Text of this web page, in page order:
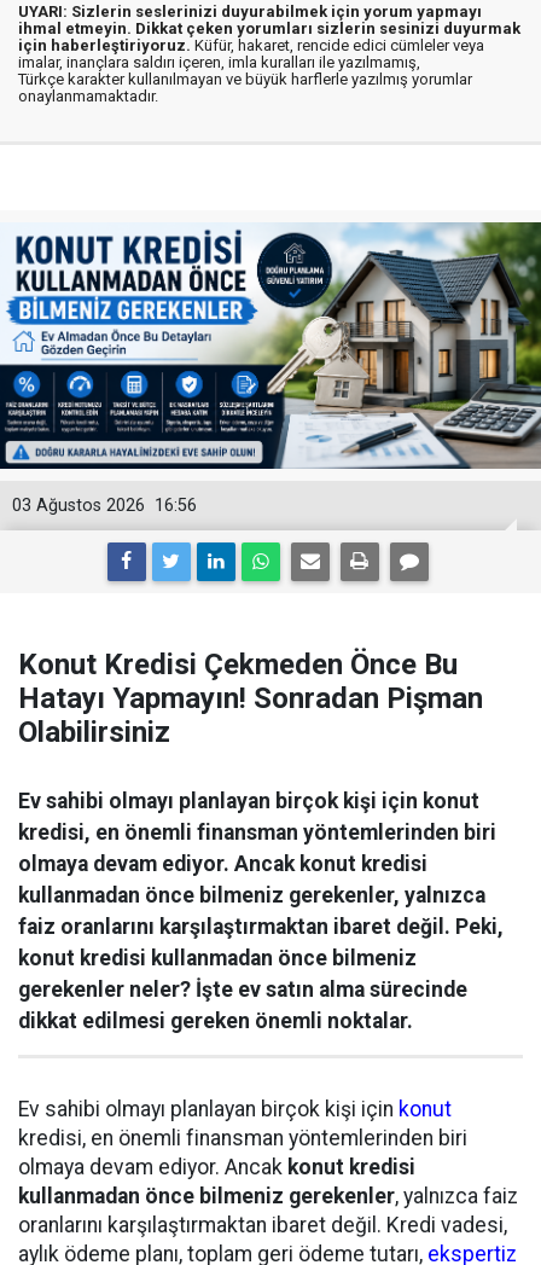
UYARI: Sizlerin seslerinizi duyurabilmek için yorum yapmayı
ihmal etmeyin. Dikkat çeken yorumları sizlerin sesinizi duyurmak
için haberleştiriyoruz. Küfür, hakaret, rencide edici cümleler veya
imalar, inançlara saldırı içeren, imla kuralları ile yazılmamış,
Türkçe karakter kullanılmayan ve büyük harflerle yazılmış yorumlar
onaylanmamaktadır.
16:56
03 Ağustos 2026
Konut Kredisi Çekmeden Önce Bu
Hatayı Yapmayın! Sonradan Pişman
Olabilirsiniz
Ev sahibi olmayı planlayan birçok kişi için konut
kredisi, en önemli finansman yöntemlerinden biri
olmaya devam ediyor. Ancak konut kredisi
kullanmadan önce bilmeniz gerekenler, yalnızca
faiz oranlarını karşılaştırmaktan ibaret değil. Peki,
konut kredisi kullanmadan önce bilmeniz
gerekenler neler? İşte ev satın alma sürecinde
dikkat edilmesi gereken önemli noktalar.
Ev sahibi olmayı planlayan birçok kişi için konut
kredisi, en önemli finansman yöntemlerinden biri
olmaya devam ediyor. Ancak konut kredisi
kullanmadan önce bilmeniz gerekenler, yalnızca faiz
oranlarını karşılaştırmaktan ibaret değil. Kredi vadesi,
aylık ödeme planı, toplam geri ödeme tutarı, ekspertiz